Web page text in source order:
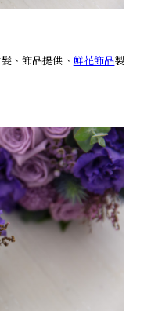
、飾品提供、 鮮花飾品製